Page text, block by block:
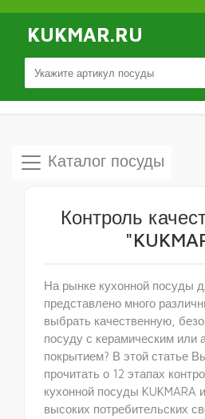
KUKMAR.RU
Каталог посуды
Контроль
На рынке кухонной посуды
представлено много
выбрать качественную,
посуду с керамическим или
покрытием? В этой статье
прочитать о 12 этапах
кухонной посуды KUKMARA
высоких потребительских